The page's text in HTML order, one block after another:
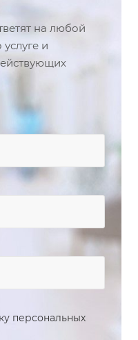
на любой
и
персональных